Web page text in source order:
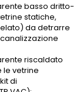
basso dritto-
statiche,
da detrarre
riscaldato
le vetrine
di